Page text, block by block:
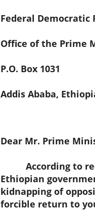
Federal Democratic
Office of the Prime
P.O. Box 1031
Addis Ababa,
Dear Mr. Prime
According to
Ethiopian
kidnapping of
forcible return to